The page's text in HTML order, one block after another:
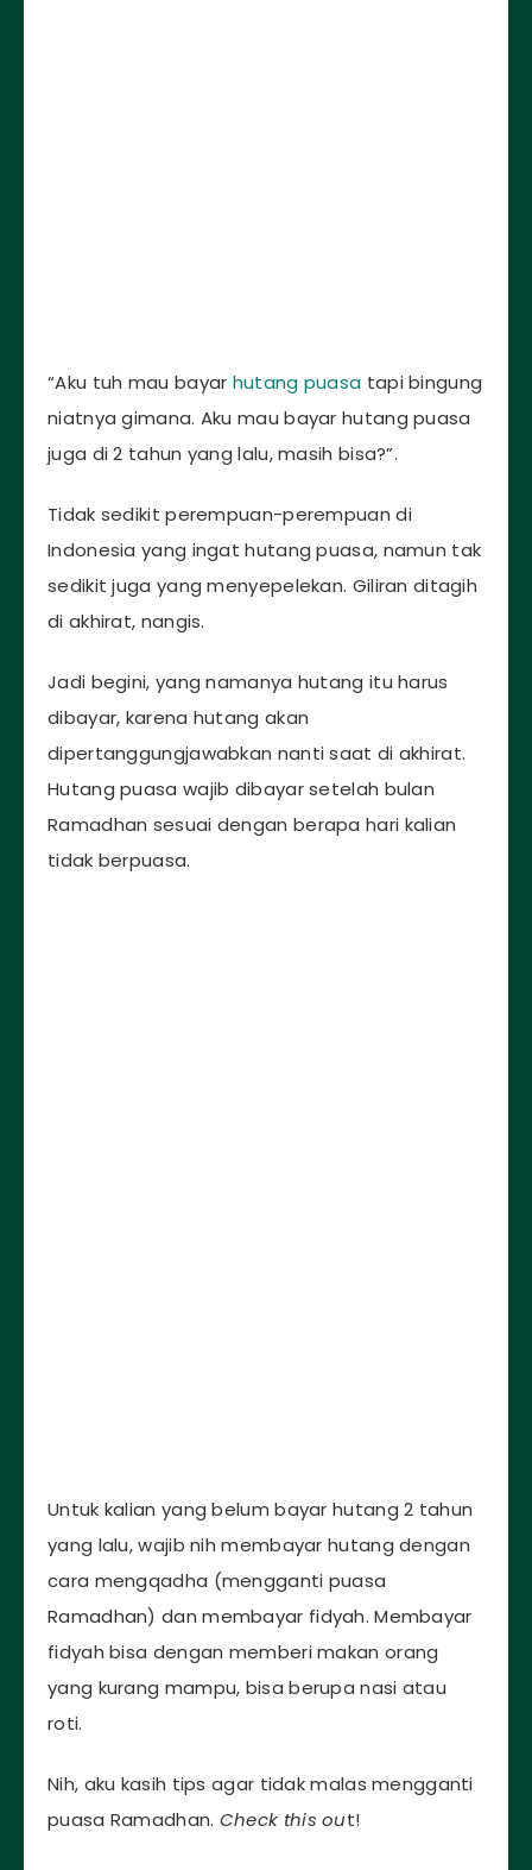
“Aku tuh mau bayar hutang puasa tapi bingung
niatnya gimana. Aku mau bayar hutang puasa
juga di 2 tahun yang lalu, masih bisa?”.
Tidak sedikit perempuan-perempuan di
Indonesia yang ingat hutang puasa, namun tak
sedikit juga yang menyepelekan. Giliran ditagih
di akhirat, nangis.
Jadi begini, yang namanya hutang itu harus
dibayar, karena hutang akan
dipertanggungjawabkan nanti saat di akhirat.
Hutang puasa wajib dibayar setelah bulan
Ramadhan sesuai dengan berapa hari kalian
tidak berpuasa.
Untuk kalian yang belum bayar hutang 2 tahun
yang lalu, wajib nih membayar hutang dengan
cara mengqadha (mengganti puasa
Ramadhan) dan membayar fidyah. Membayar
fidyah bisa dengan memberi makan orang
yang kurang mampu, bisa berupa nasi atau
roti.
Nih, aku kasih tips agar tidak malas mengganti
puasa Ramadhan. Check this out!